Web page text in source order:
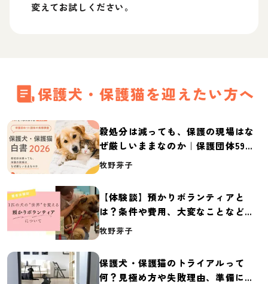
変えてお試しください。
保護犬・保護猫を迎えたい方へ
殺処分は減っても、保護の現場はな
ぜ厳しいままなのか｜保護団体59団
体の実態調査【保護犬・保護猫白書
牧野芽子
【体験談】預かりボランティアと
は？条件や費用、大変なことなど紹
介
牧野芽子
保護犬・保護猫のトライアルって
何？見極め方や失敗理由、準備に必